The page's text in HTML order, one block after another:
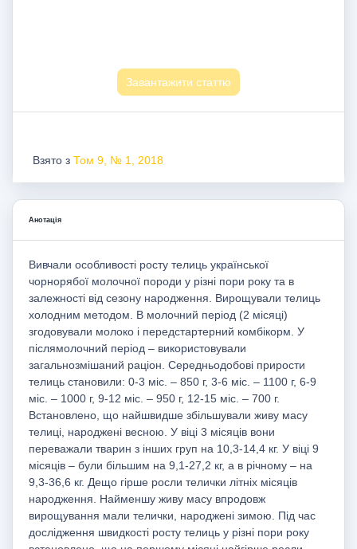
Завантажити статтю
Взято з Том 9, № 1, 2018
Анотація
Вивчали особливості росту телиць української
чорнорябої молочної породи у різні пори року та в
залежності від сезону народження. Вирощували телиць
холодним методом. В молочний період (2 місяці)
згодовували молоко і передстартерний комбікорм. У
післямолочний період – використовували
загальнозмішаний раціон. Середньодобові прирости
телиць становили: 0-3 міс. – 850 г, 3-6 міс. – 1100 г, 6-9
міс. – 1000 г, 9-12 міс. – 950 г, 12-15 міс. – 700 г.
Встановлено, що найшвидше збільшували живу масу
телиці, народжені весною. У віці 3 місяців вони
переважали тварин з інших груп на 10,3-14,4 кг. У віці 9
місяців – були більшим на 9,1-27,2 кг, а в річному – на
9,3-36,6 кг. Дещо гірше росли телички літніх місяців
народження. Найменшу живу масу впродовж
вирощування мали телички, народжені зимою. Під час
дослідження швидкості росту телиць у різні пори року